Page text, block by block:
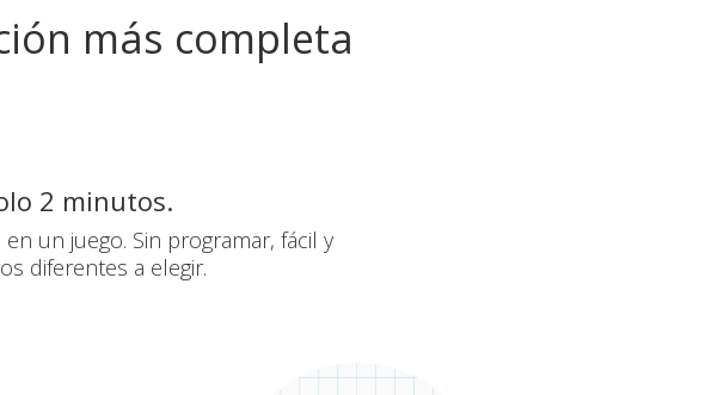
más completa
2 minutos.
un juego. Sin programar, fácil y
diferentes a elegir.